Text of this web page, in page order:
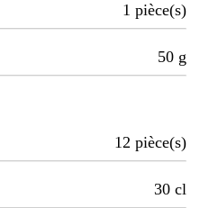
1 pièce(s)
50 g
12 pièce(s)
30 cl